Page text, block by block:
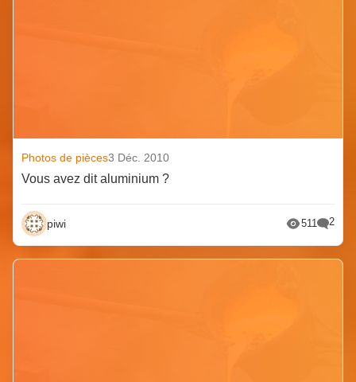
Photos de pièces3 Déc. 2010
Vous avez dit aluminium ?
piwi 511 2